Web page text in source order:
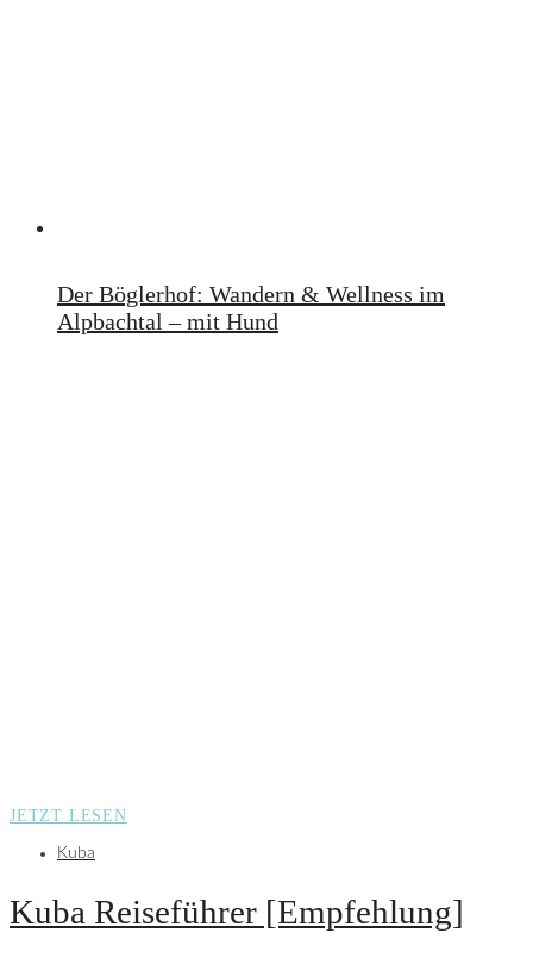
Der Böglerhof: Wandern & Wellness im
Alpbachtal – mit Hund
JETZT LESEN
Kuba
Kuba Reiseführer [Empfehlung]